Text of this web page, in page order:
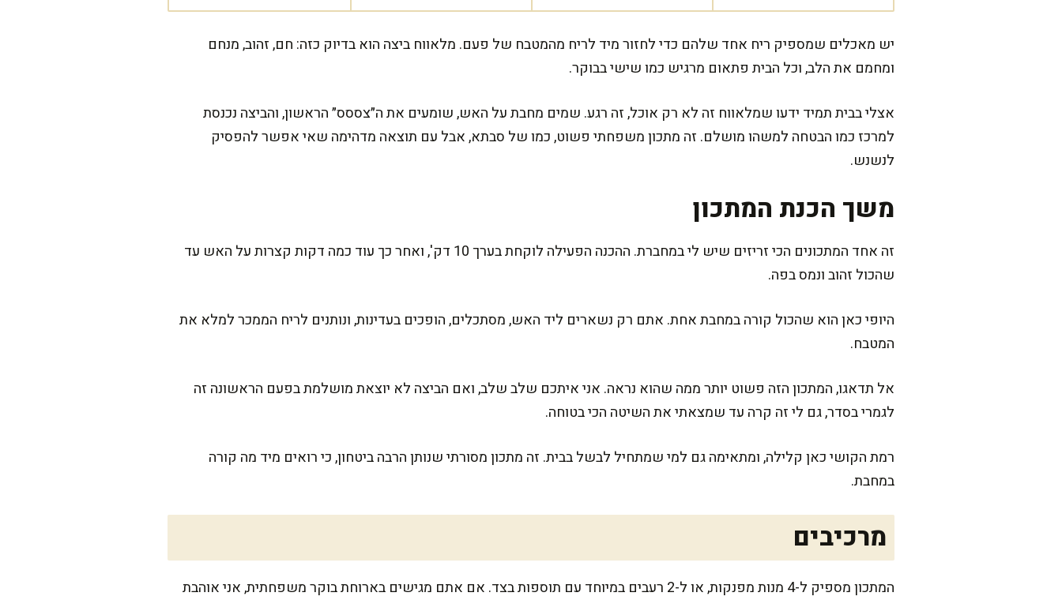
יש מאכלים שמספיק ריח אחד שלהם כדי לחזור מיד לריח מהמטבח של פעם. מלאווח ביצה הוא בדיוק כזה: חם, זהוב, מנחם
ומחמם את הלב, וכל הבית פתאום מרגיש כמו שישי בבוקר.
אצלי בבית תמיד ידעו שמלאווח זה לא רק אוכל, זה רגע. שמים מחבת על האש, שומעים את ה״צססס״ הראשון, והביצה נכנסת
למרכז כמו הבטחה למשהו מושלם. זה מתכון משפחתי פשוט, כמו של סבתא, אבל עם תוצאה מדהימה שאי אפשר להפסיק
לנשנש.
משך הכנת המתכון
זה אחד המתכונים הכי זריזים שיש לי במחברת. ההכנה הפעילה לוקחת בערך 10 דק', ואחר כך עוד כמה דקות קצרות על האש עד
שהכול זהוב ונמס בפה.
היופי כאן הוא שהכול קורה במחבת אחת. אתם רק נשארים ליד האש, מסתכלים, הופכים בעדינות, ונותנים לריח הממכר למלא את
המטבח.
אל תדאגו, המתכון הזה פשוט יותר ממה שהוא נראה. אני איתכם שלב שלב, ואם הביצה לא יוצאת מושלמת בפעם הראשונה זה
לגמרי בסדר, גם לי זה קרה עד שמצאתי את השיטה הכי בטוחה.
רמת הקושי כאן קלילה, ומתאימה גם למי שמתחיל לבשל בבית. זה מתכון מסורתי שנותן הרבה ביטחון, כי רואים מיד מה קורה
במחבת.
מרכיבים
המתכון מספיק ל-4 מנות מפנקות, או ל-2 רעבים במיוחד עם תוספות בצד. אם אתם מגישים בארוחת בוקר משפחתית, אני אוהבת